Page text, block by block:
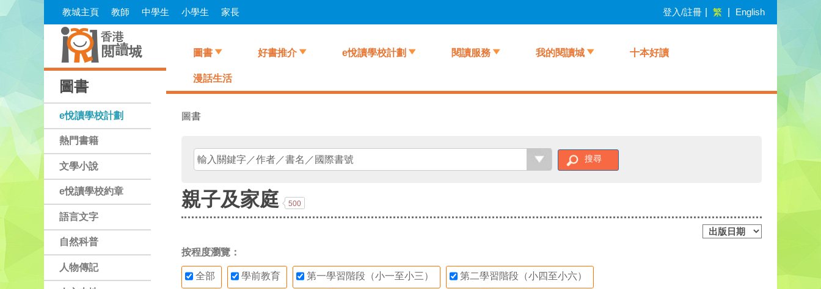
Skip
教城主頁 教師 中學生 小學生 家長 登入/註冊 繁 English
圖書
e悅讀學校計劃
熱門書籍
文學小說
e悅讀學校約章
語言文字
自然科普
人物傳記
圖書 好書推介 e悅讀學校計劃 閱讀服務 我的閱讀城 十本好讀
漫話生活
圖書
搜尋
親子及家庭 500
按程度瀏覽：
全部 學前教育 第一學習階段（小一至小三） 第二學習階段（小四至小六）